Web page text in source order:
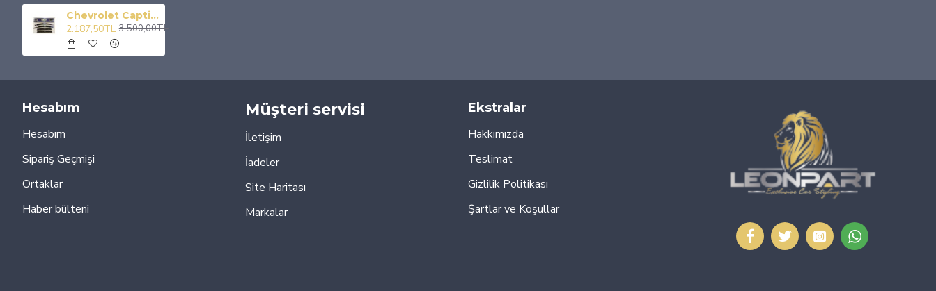
Chevrolet Captiva Kromlu Cam Rüzgarlığı Krom Rüzgarlık 2007 Sonrası
2.187,50TL 3.500,00TL
Hesabım
Hesabım
Sipariş Geçmişi
Ortaklar
Haber bülteni
Müşteri servisi
İletişim
İadeler
Site Haritası
Markalar
Ekstralar
Hakkımızda
Teslimat
Gizlilik Politikası
Şartlar ve Koşullar